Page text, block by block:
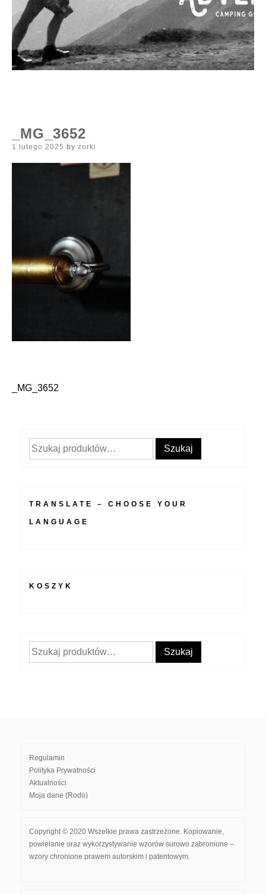
_MG_3652
Posted
1 lutego 2025 by zorki
Nawigacja
_MG_3652
Szukaj: Szukaj
TRANSLATE – CHOOSE YOUR
LANGUAGE
KOSZYK
Szukaj: Szukaj
Regulamin
Polityka Prywatności
Aktualności
Moja dane (Rodo)
Copyright © 2020 Wszelkie prawa zastrzeżone. Kopiowanie,
powielanie oraz wykorzystywanie wzorów surowo zabronione –
wzory chronione prawem autorskim i patentowym.